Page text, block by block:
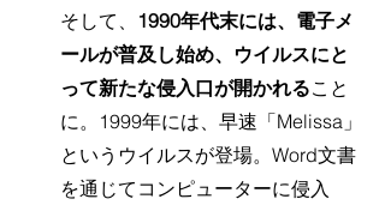
そして、 1990年代末には、電子メ
ールが普及し始め、ウイルスにと
って新たな侵入口が開かれること
に。1999年には、早速「Melissa」
というウイルスが登場。Word文書
を通じてコンピューターに侵入